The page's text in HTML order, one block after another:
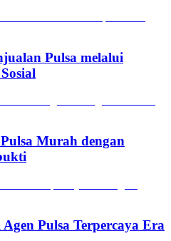
Pulsa melalui
Murah dengan
Pulsa Terpercaya Era